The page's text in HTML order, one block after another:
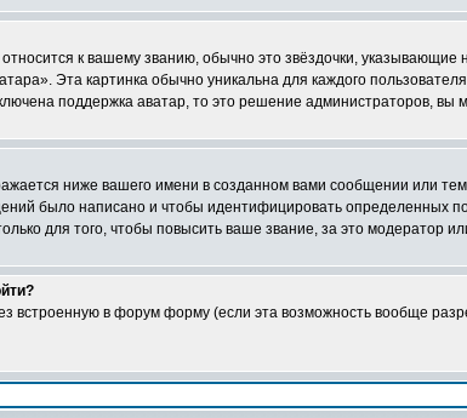
к вашему званию, обычно это звёздочки,
Эта картинка обычно уникальна для каждого
поддержка аватар, то это решение администраторов, вы
ниже вашего имени в созданном вами сообщении или
было написано и чтобы идентифицировать
для того, чтобы повысить ваше звание, за это модератор
встроенную в форум форму (если эта возможность вообще